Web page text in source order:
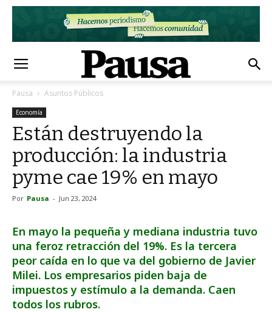
Pausa Asuntos Públicos
Economía
Están destruyendo la
producción: la industria
pyme cae 19% en mayo
Por Pausa - Jun 23, 2024
En mayo la pequeña y mediana industria tuvo
una feroz retracción del 19%. Es la tercera
peor caída en lo que va del gobierno de Javier
Milei. Los empresarios piden baja de
impuestos y estímulo a la demanda. Caen
todos los rubros.